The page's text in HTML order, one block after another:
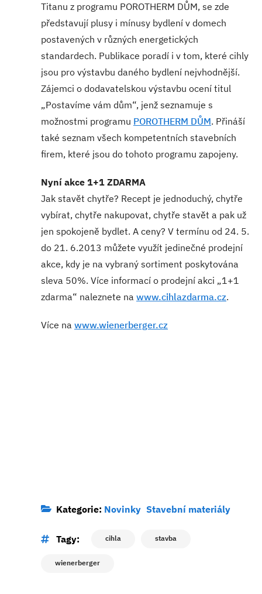
Titanu z programu POROTHERM DŮM, se zde
představují plusy i mínusy bydlení v domech
postavených v různých energetických
standardech. Publikace poradí i v tom, které cihly
jsou pro výstavbu daného bydlení nejvhodnější.
Zájemci o dodavatelskou výstavbu ocení titul
„Postavíme vám dům“, jenž seznamuje s
možnostmi programu POROTHERM DŮM. Přináší
také seznam všech kompetentních stavebních
firem, které jsou do tohoto programu zapojeny.
Nyní akce 1+1 ZDARMA
Jak stavět chytře? Recept je jednoduchý, chytře
vybírat, chytře nakupovat, chytře stavět a pak už
jen spokojeně bydlet. A ceny? V termínu od 24. 5.
do 21. 6.2013 můžete využít jedinečné prodejní
akce, kdy je na vybraný sortiment poskytována
sleva 50%. Více informací o prodejní akci „1+1
zdarma“ naleznete na www.cihlazdarma.cz.
Více na www.wienerberger.cz
Kategorie: Novinky Stavební materiály
Tagy: cihla stavba
wienerberger